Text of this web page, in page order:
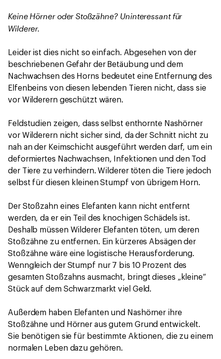
Keine Hörner oder Stoßzähne? Uninteressant für
Wilderer.
Leider ist dies nicht so einfach. Abgesehen von der
beschriebenen Gefahr der Betäubung und dem
Nachwachsen des Horns bedeutet eine Entfernung des
Elfenbeins von diesen lebenden Tieren nicht, dass sie
vor Wilderern geschützt wären.
Feldstudien zeigen, dass selbst enthornte Nashörner
vor Wilderern nicht sicher sind, da der Schnitt nicht zu
nah an der Keimschicht ausgeführt werden darf, um ein
deformiertes Nachwachsen, Infektionen und den Tod
der Tiere zu verhindern. Wilderer töten die Tiere jedoch
selbst für diesen kleinen Stumpf von übrigem Horn.
Der Stoßzahn eines Elefanten kann nicht entfernt
werden, da er ein Teil des knochigen Schädels ist.
Deshalb müssen Wilderer Elefanten töten, um deren
Stoßzähne zu entfernen. Ein kürzeres Absägen der
Stoßzähne wäre eine logistische Herausforderung.
Wenngleich der Stumpf nur 7 bis 10 Prozent des
gesamten Stoßzahns ausmacht, bringt dieses „kleine“
Stück auf dem Schwarzmarkt viel Geld.
Außerdem haben Elefanten und Nashörner ihre
Stoßzähne und Hörner aus gutem Grund entwickelt.
Sie benötigen sie für bestimmte Aktionen, die zu einem
normalen Leben dazu gehören.